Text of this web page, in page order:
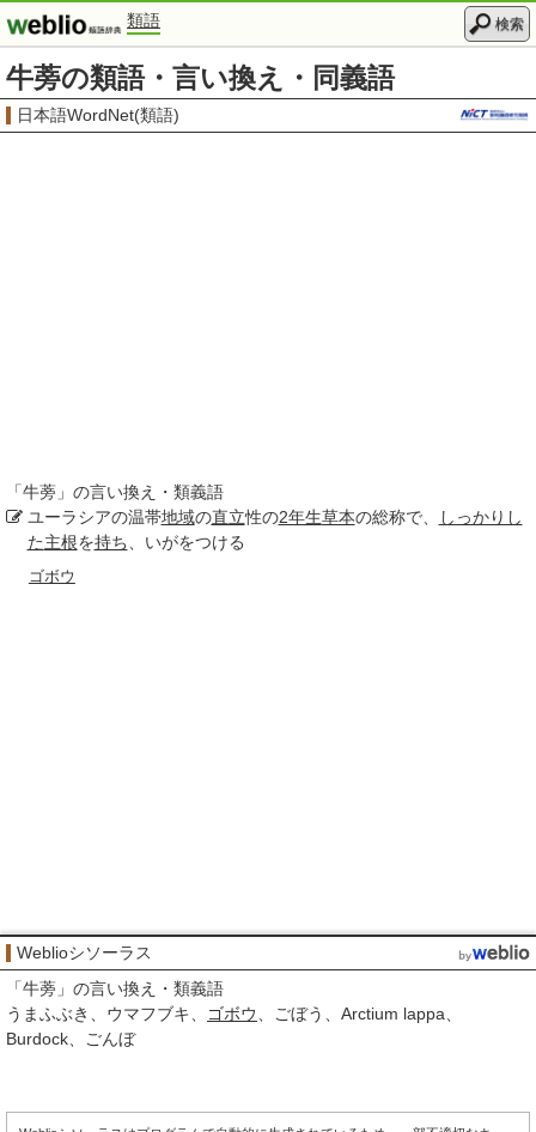
類語 検索
牛蒡の類語・言い換え・同義語
日本語WordNet(類語)
「牛蒡 」の言い換え・類義語
ユーラシアの温帯地域の直立性の2年生草本の総称で、
しっかりし
た主根を持ち 、いがをつける
ゴボウ
Weblioシソーラス
「牛蒡 」の言い換え・類義語
うまふぶき
ウマフブキ ゴボウ ごぼう
Arctium lappa
Burdock
ごんぼ